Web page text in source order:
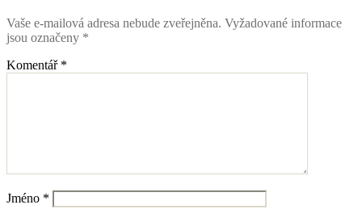
Vaše e-mailová adresa nebude zveřejněna. Vyžadované informace
jsou označeny *
Komentář *
Jméno *